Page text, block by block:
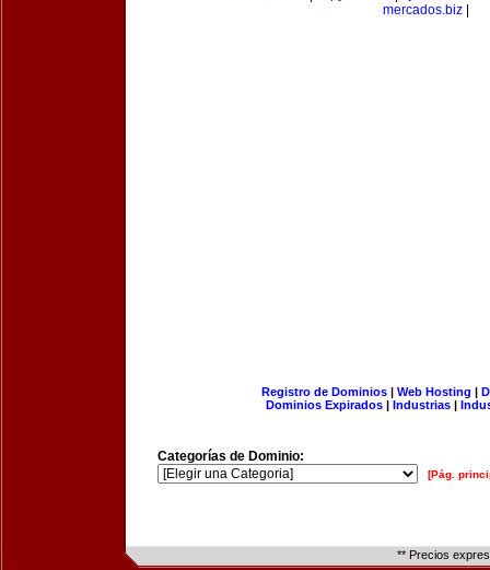
mercados.biz|
Registro de Dominios| Web Hosting |
Dominios Expirados | Industrias |
Categorías de Dominio:
[Pág.
** Precios